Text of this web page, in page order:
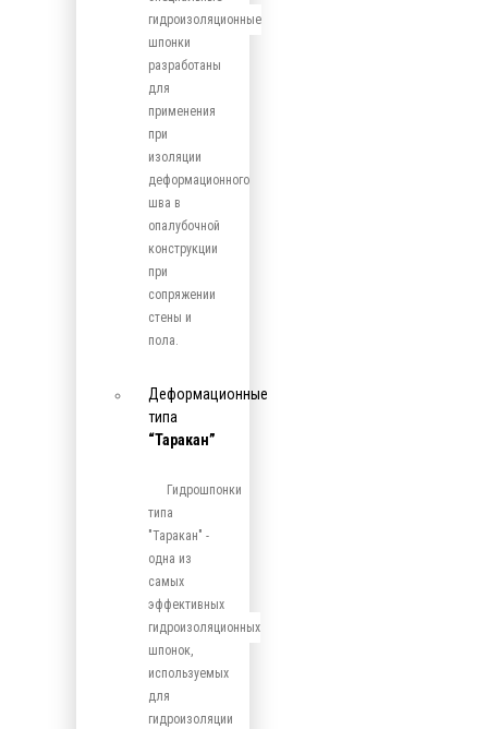
гидроизоляционные
шпонки
разработаны
для
применения
при
изоляции
деформационного
шва в
опалубочной
конструкции
при
сопряжении
стены и
пола.
Деформационные
типа
“Таракан”
Гидрошпонки
типа
"Таракан" -
одна из
самых
эффективных
гидроизоляционных
шпонок,
используемых
для
гидроизоляции